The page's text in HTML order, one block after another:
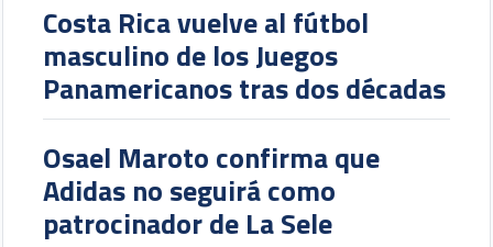
Costa Rica vuelve al fútbol
masculino de los Juegos
Panamericanos tras dos décadas
Osael Maroto confirma que
Adidas no seguirá como
patrocinador de La Sele